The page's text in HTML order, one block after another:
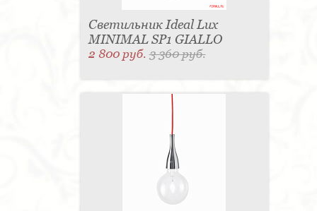
Светильник Ideal Lux
MINIMAL SP1 GIALLO
2 800 руб.3 360 руб.